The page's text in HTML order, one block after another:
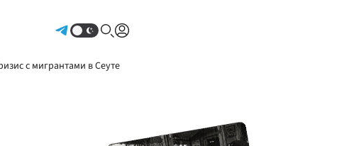
с мигрантами в Сеуте